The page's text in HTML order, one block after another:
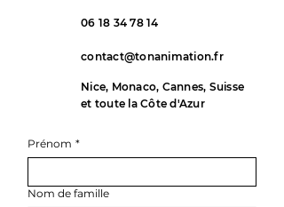
06 18 34 78 14
contact@tonanimation.fr
Nice, Monaco, Cannes, Suisse
et toute la Côte d'Azur
Prénom *
Nom de famille